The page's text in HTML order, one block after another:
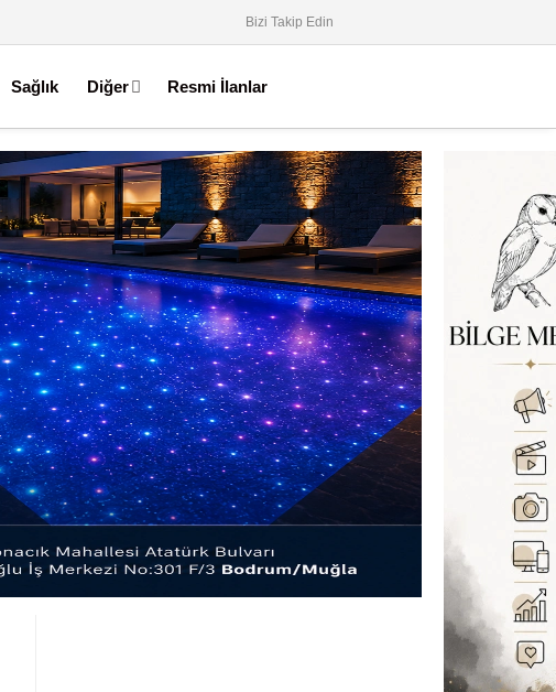
Ekonomi
Bizi Takip Edin
Sağlık Diğer Resmi İlanlar